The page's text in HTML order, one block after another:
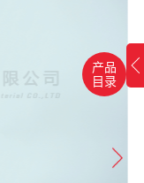
产品
目录